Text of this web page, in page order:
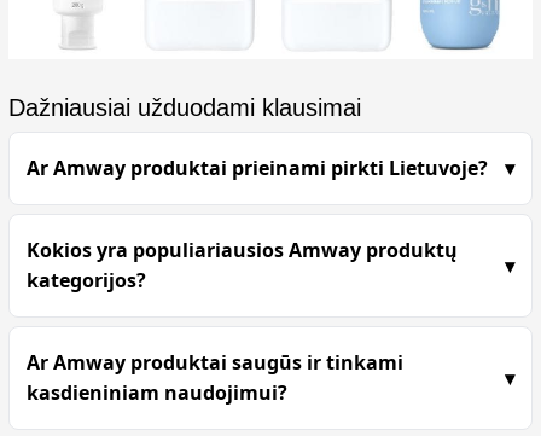
Dažniausiai užduodami klausimai
Ar Amway produktai prieinami pirkti Lietuvoje?
Kokios yra populiariausios Amway produktų
kategorijos?
Ar Amway produktai saugūs ir tinkami
kasdieniniam naudojimui?